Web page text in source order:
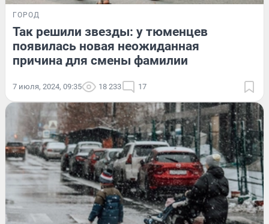
ГОРОД
Так решили звезды: у тюменцев
появилась новая неожиданная
причина для смены фамилии
7 июля, 2024, 09:35 18 233 17